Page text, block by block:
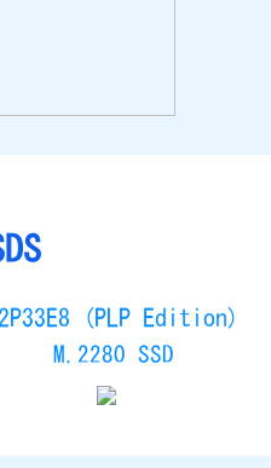
(PLP Edition)
M.2280 SSD